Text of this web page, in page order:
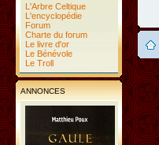
L'Arbre Celtique
L'encyclopédie
Forum
Charte du forum
Le livre d'or
Le Bénévole
Le Troll
ANNONCES